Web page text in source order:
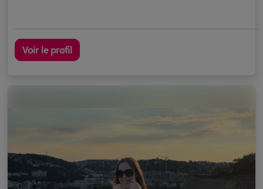
Voir le profil